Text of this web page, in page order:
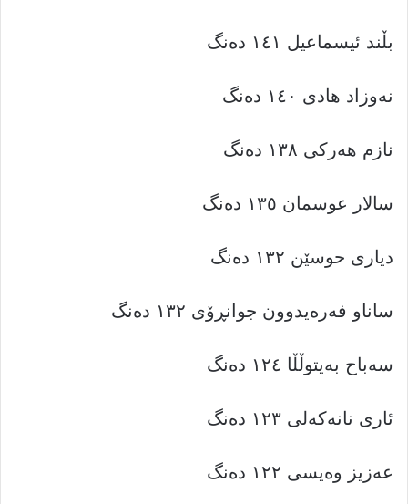
بڵند ئیسماعیل ١٤١ دەنگ
نەوزاد هادی ١٤٠ دەنگ
نازم هەرکی ١٣٨ دەنگ
سالار عوسمان ١٣٥ دەنگ
دیاری حوسێن ١٣٢ دەنگ
ساناو فەرەیدوون جوانڕۆی ١٣٢ دەنگ
سەباح بەیتوڵڵا ١٢٤ دەنگ
ئاری نانەکەلی ١٢٣ دەنگ
عەزیز وەیسی ١٢٢ دەنگ